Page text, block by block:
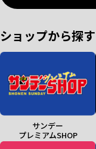
ショップから探す
サンデー
プレミアムSHOP